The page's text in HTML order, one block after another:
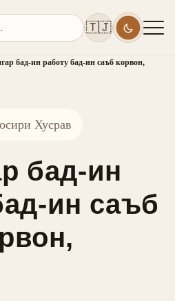
🇹🇯
бад-ин работу бад-ин саъб корвон,
Хусрав
бад-ин
ин саъб